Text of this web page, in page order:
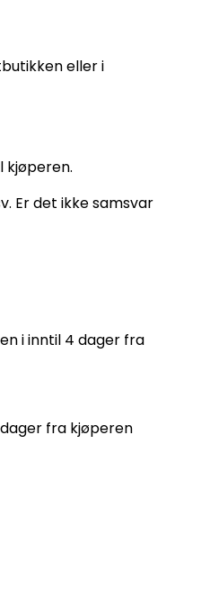
eller i
kjøperen.
Er det ikke samsvar
i inntil 4 dager fra
fra kjøperen